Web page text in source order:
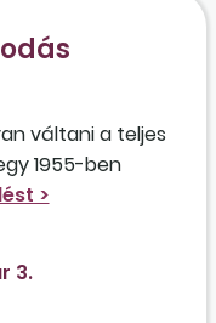
váltani a teljes
1955-ben
óta
és 15 év
3 évig
3.